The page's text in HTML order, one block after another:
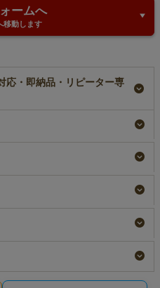
ームへ
移動します
応・即納品・リピーター専
ト】ホック付
【名入れ／リピーター
専用】ホック付き不織
大サイズ｜100枚入
リピーター専用名入れ